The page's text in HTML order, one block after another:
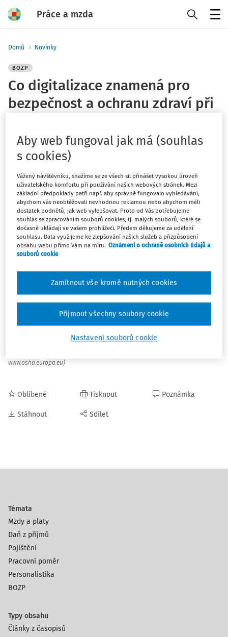
Práce a mzda
Domů Novinky
BOZP
Co digitalizace znamená pro
bezpečnost a ochranu zdraví při
Vydáno:23. 8. 2020
1 minuta čtení
práci na svých webových stránkách publikovalaodbornou
brožuru o výzkumu v oblasti digitalizace(v ČJ).
Brožura představujevýzvy pro bezpečnost a ochranu
zdraví v souvislosti s digitalizacía příležitosti, které
digitalizace vytváří, pro zlepšení pracovních podmínek.
Umělá inteligence a pokročilá robotika se stávají
součástí pracovního života, přičemž tyto digitální
technologie budou mít stále větší dopad na bezpečnost a
ochranu zdraví při práci.
Více informací na webových stránkáchEvropské agentury
pro bezpečnost a ochranu zdraví při práci.
www.osha.europa.eu)
Oblíbené
Stáhnout
Tisknout
Sdílet
Poznámka
Témata
Mzdy a platy
Daň z příjmů
Pojištění
Pracovní poměr
Personalistika
BOZP
Typy obsahu
Články z časopisů
Aby web fungoval jak má (souhlas
s cookies)
Vážený návštěvníku, snažíme se ze všech sil přinášet vysokou úroveň
uživatelského komfortu při používání našich webových stránek. Mezi
základní předpoklady patří např. aby správně fungovalo vyhledávání,
abychom vás neobtěžovali nevhodnou reklamou nebo abychom měli
dostatek podnětů, jak web vylepšovat. Proto od Vás potřebujeme
souhlas se zpracováním souborů cookies, tj. malých souborů, které se
dočasně ukládají ve vašem prohlížeči. Předem děkujeme za udělení
souhlasu. Data využijeme ke zlepšování našich služeb a přizpůsobení
obsahu webu přímo Vám na míru. Oznámení o ochraně osobních údajů a
souborů cookie
Nastavení souborů cookie
Zamítnout vše kromě nutných cookies
Přijmout všechny soubory cookie